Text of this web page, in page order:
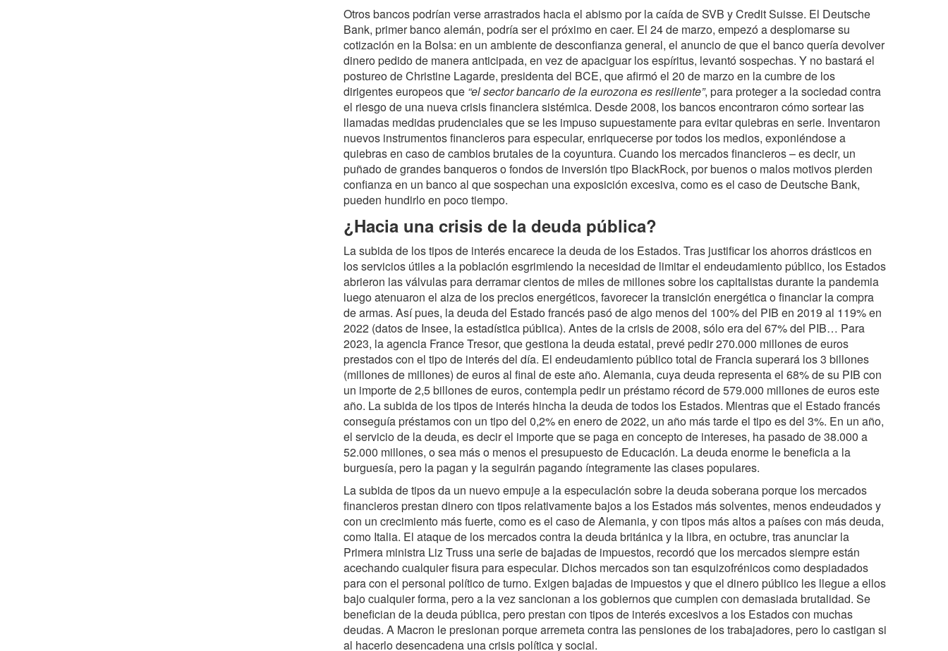
Otros bancos podrían verse arrastrados hacia el abismo por la caída de SVB y Credit Suisse. El Deutsche
Bank, primer banco alemán, podría ser el próximo en caer. El 24 de marzo, empezó a desplomarse su
cotización en la Bolsa: en un ambiente de desconfianza general, el anuncio de que el banco quería devolver
dinero pedido de manera anticipada, en vez de apaciguar los espíritus, levantó sospechas. Y no bastará el
postureo de Christine Lagarde, presidenta del BCE, que afirmó el 20 de marzo en la cumbre de los
dirigentes europeos que “el sector bancario de la eurozona es resiliente”, para proteger a la sociedad contra
el riesgo de una nueva crisis financiera sistémica. Desde 2008, los bancos encontraron cómo sortear las
llamadas medidas prudenciales que se les impuso supuestamente para evitar quiebras en serie. Inventaron
nuevos instrumentos financieros para especular, enriquecerse por todos los medios, exponiéndose a
quiebras en caso de cambios brutales de la coyuntura. Cuando los mercados financieros – es decir, un
puñado de grandes banqueros o fondos de inversión tipo BlackRock, por buenos o malos motivos pierden
confianza en un banco al que sospechan una exposición excesiva, como es el caso de Deutsche Bank,
pueden hundirlo en poco tiempo.
¿Hacia una crisis de la deuda pública?
La subida de los tipos de interés encarece la deuda de los Estados. Tras justificar los ahorros drásticos en
los servicios útiles a la población esgrimiendo la necesidad de limitar el endeudamiento público, los Estados
abrieron las válvulas para derramar cientos de miles de millones sobre los capitalistas durante la pandemia
luego atenuaron el alza de los precios energéticos, favorecer la transición energética o financiar la compra
de armas. Así pues, la deuda del Estado francés pasó de algo menos del 100% del PIB en 2019 al 119% en
2022 (datos de Insee, la estadística pública). Antes de la crisis de 2008, sólo era del 67% del PIB… Para
2023, la agencia France Tresor, que gestiona la deuda estatal, prevé pedir 270.000 millones de euros
prestados con el tipo de interés del día. El endeudamiento público total de Francia superará los 3 billones
(millones de millones) de euros al final de este año. Alemania, cuya deuda representa el 68% de su PIB con
un importe de 2,5 billones de euros, contempla pedir un préstamo récord de 579.000 millones de euros este
año. La subida de los tipos de interés hincha la deuda de todos los Estados. Mientras que el Estado francés
conseguía préstamos con un tipo del 0,2% en enero de 2022, un año más tarde el tipo es del 3%. En un año,
el servicio de la deuda, es decir el importe que se paga en concepto de intereses, ha pasado de 38.000 a
52.000 millones, o sea más o menos el presupuesto de Educación. La deuda enorme le beneficia a la
burguesía, pero la pagan y la seguirán pagando íntegramente las clases populares.
La subida de tipos da un nuevo empuje a la especulación sobre la deuda soberana porque los mercados
financieros prestan dinero con tipos relativamente bajos a los Estados más solventes, menos endeudados y
con un crecimiento más fuerte, como es el caso de Alemania, y con tipos más altos a países con más deuda,
como Italia. El ataque de los mercados contra la deuda británica y la libra, en octubre, tras anunciar la
Primera ministra Liz Truss una serie de bajadas de impuestos, recordó que los mercados siempre están
acechando cualquier fisura para especular. Dichos mercados son tan esquizofrénicos como despiadados
para con el personal político de turno. Exigen bajadas de impuestos y que el dinero público les llegue a ellos
bajo cualquier forma, pero a la vez sancionan a los gobiernos que cumplen con demasiada brutalidad. Se
benefician de la deuda pública, pero prestan con tipos de interés excesivos a los Estados con muchas
deudas. A Macron le presionan porque arremeta contra las pensiones de los trabajadores, pero lo castigan si
al hacerlo desencadena una crisis política y social.